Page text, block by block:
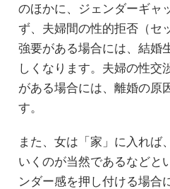
のほかに、ジェンダーギャ
ず、夫婦間の性的拒否（セ
強要がある場合には、結婚
しくなります。夫婦の性交
がある場合には、離婚の原
す。
また、女は「家」に入れば
いくのが当然であるなどと
ンダー感を押し付ける場合